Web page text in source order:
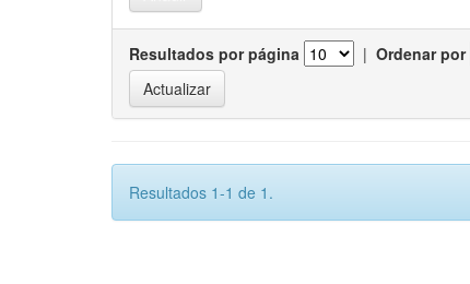
Resultados por página | Ordenar por
Resultados 1-1 de 1.